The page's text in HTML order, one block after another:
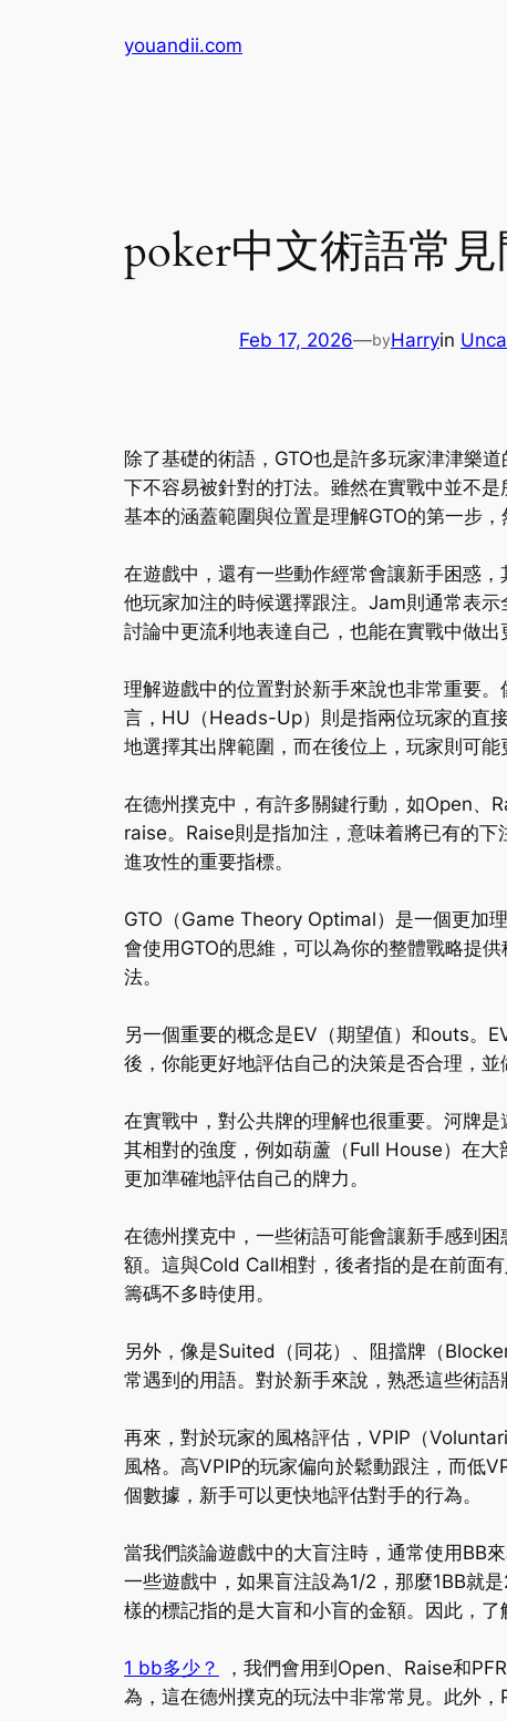
youandii.com
poker中文術語常
Feb 17, 2026—byHarryin
除了基礎的術語，GTO也是許多玩家津津樂
下不容易被針對的打法。雖然在實戰中並不
基本的涵蓋範圍與位置是理解GTO的第一步，
在遊戲中，還有一些動作經常會讓新手困惑
他玩家加注的時候選擇跟注。Jam則通常表
討論中更流利地表達自己，也能在實戰中做出
理解遊戲中的位置對於新手來說也非常重要
言，HU（Heads-Up）則是指兩位玩家的直
地選擇其出牌範圍，而在後位上，玩家則可能
在德州撲克中，有許多關鍵行動，如Open、
raise。Raise則是指加注，意味着將已有的
進攻性的重要指標。
GTO（Game Theory Optimal）是一個更加
會使用GTO的思維，可以為你的整體戰略提
法。
另一個重要的概念是EV（期望值）和outs。
後，你能更好地評估自己的決策是否合理，並
在實戰中，對公共牌的理解也很重要。河牌
其相對的強度，例如葫蘆（Full House）在
更加準確地評估自己的牌力。
在德州撲克中，一些術語可能會讓新手感到
額。這與Cold Call相對，後者指的是在前面
籌碼不多時使用。
另外，像是Suited（同花）、阻擋牌（
常遇到的用語。對於新手來說，熟悉這些術
再來，對於玩家的風格評估，VPIP（
風格。高VPIP的玩家偏向於鬆動跟注，而低
個數據，新手可以更快地評估對手的行為。
當我們談論遊戲中的大盲注時，通常使用BB
一些遊戲中，如果盲注設為1/2，那麼1BB就
樣的標記指的是大盲和小盲的金額。因此，
1 bb多少？
，我們會用到Open、Raise和
為，這在德州撲克的玩法中非常常見。此外